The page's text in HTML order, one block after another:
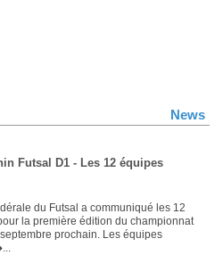
News
Futsal D1 - Les 12 équipes
du Futsal a communiqué les 12
la première édition du championnat
prochain. Les équipes